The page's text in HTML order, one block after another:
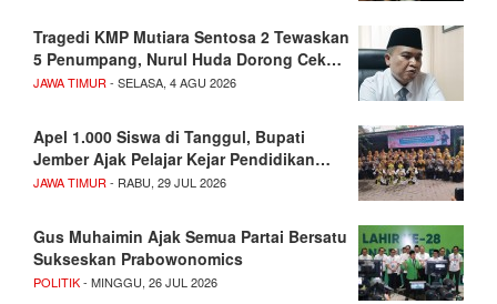
Tragedi KMP Mutiara Sentosa 2 Tewaskan
5 Penumpang, Nurul Huda Dorong Cek…
JAWA TIMUR - SELASA, 4 AGU 2026
Apel 1.000 Siswa di Tanggul, Bupati
Jember Ajak Pelajar Kejar Pendidikan…
JAWA TIMUR - RABU, 29 JUL 2026
Gus Muhaimin Ajak Semua Partai Bersatu
Sukseskan Prabowonomics
POLITIK- MINGGU, 26 JUL 2026